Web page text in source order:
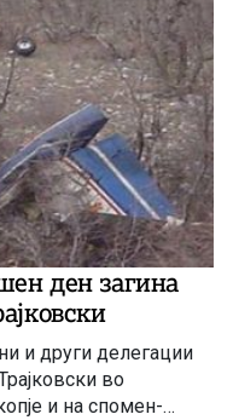
ден загина
и други делегации
во
и на спомен-